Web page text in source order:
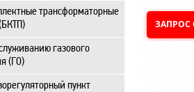
трансформаторные
газового
(ГО)
пункт
ЗАПРОС